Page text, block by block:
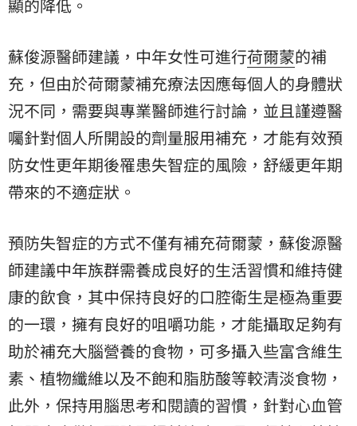
顯的降低。
蘇俊源醫師建議，中年女性可進行荷爾蒙的補
充，但由於荷爾蒙補充療法因應每個人的身體狀
況不同，需要與專業醫師進行討論，並且謹遵醫
囑針對個人所開設的劑量服用補充，才能有效預
防女性更年期後罹患失智症的風險，舒緩更年期
帶來的不適症狀。
預防失智症的方式不僅有補充荷爾蒙，蘇俊源醫
師建議中年族群需養成良好的生活習慣和維持健
康的飲食，其中保持良好的口腔衛生是極為重要
的一環，擁有良好的咀嚼功能，才能攝取足夠有
助於補充大腦營養的食物，可多攝入些富含維生
素、植物纖維以及不飽和脂肪酸等較清淡食物，
此外，保持用腦思考和閱讀的習慣，針對心血管